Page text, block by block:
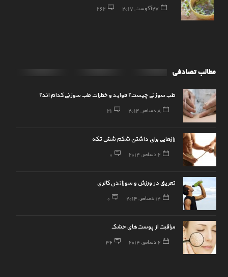
27 آگوست, 2017 262
مطالب تصادفی
طب سوزنی چیست؟ فواید و خطرات طب سوزنی کدام اند؟
8 دسامبر, 2014 21
رازهایی برای داشتن شکم شش تکه
2 دسامبر, 2014 0
تعریق در ورزش و سوزاندن کالری
14 دسامبر, 2014 0
مراقبت از پوست‌های خشک
2 دسامبر, 2014 36